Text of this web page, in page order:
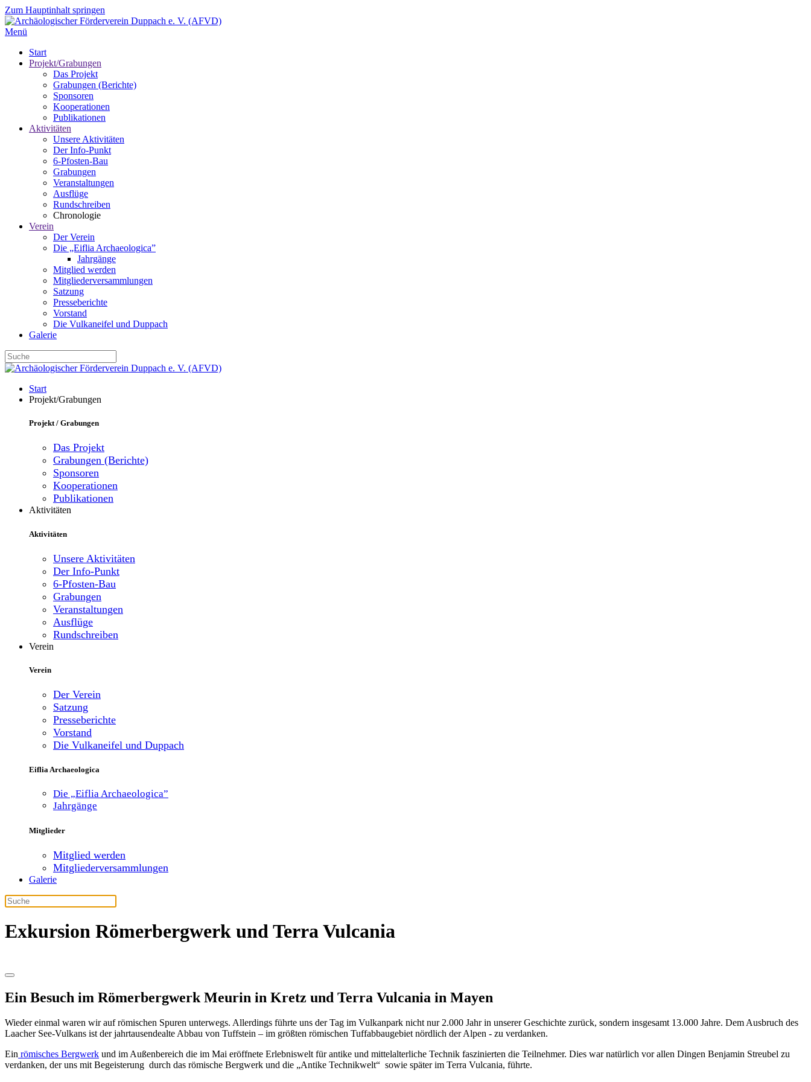
Zum Hauptinhalt springen
Menü
Start
Projekt/Grabungen
Das Projekt
Grabungen (Berichte)
Sponsoren
Kooperationen
Publikationen
Aktivitäten
Unsere Aktivitäten
Der Info-Punkt
6-Pfosten-Bau
Grabungen
Veranstaltungen
Ausflüge
Rundschreiben
Chronologie
Verein
Der Verein
Die „Eiflia Archaeologica”
Jahrgänge
Mitglied werden
Mitgliederversammlungen
Satzung
Presseberichte
Vorstand
Die Vulkaneifel und Duppach
Galerie
Start
Projekt/Grabungen
Projekt / Grabungen
Das Projekt
Grabungen (Berichte)
Sponsoren
Kooperationen
Publikationen
Aktivitäten
Aktivitäten
Unsere Aktivitäten
Der Info-Punkt
6-Pfosten-Bau
Grabungen
Veranstaltungen
Ausflüge
Rundschreiben
Verein
Verein
Der Verein
Satzung
Presseberichte
Vorstand
Die Vulkaneifel und Duppach
Eiflia Archaeologica
Die „Eiflia Archaeologica”
Jahrgänge
Mitglieder
Mitglied werden
Mitgliederversammlungen
Galerie
Exkursion Römerbergwerk und Terra Vulcania
Ein Besuch im Römerbergwerk Meurin in Kretz und Terra Vulcania in Mayen
Wieder einmal waren wir auf römischen Spuren unterwegs. Allerdings führte uns der Tag im Vulkanpark nicht nur 2.000 Jahr in unserer Geschichte zurück, sondern insgesamt 13.000 Jahre. Dem Ausbruch des
Laacher See-Vulkans ist der jahrtausendealte Abbau von Tuffstein – im größten römischen Tuffabbaugebiet nördlich der Alpen - zu verdanken.
Ein römisches Bergwerk und im Außenbereich die im Mai eröffnete Erlebniswelt für antike und mittelalterliche Technik faszinierten die Teilnehmer. Dies war natürlich vor allen Dingen Benjamin Streubel zu
verdanken, der uns mit Begeisterung durch das römische Bergwerk und die „Antike Technikwelt“ sowie später im Terra Vulcania, führte.